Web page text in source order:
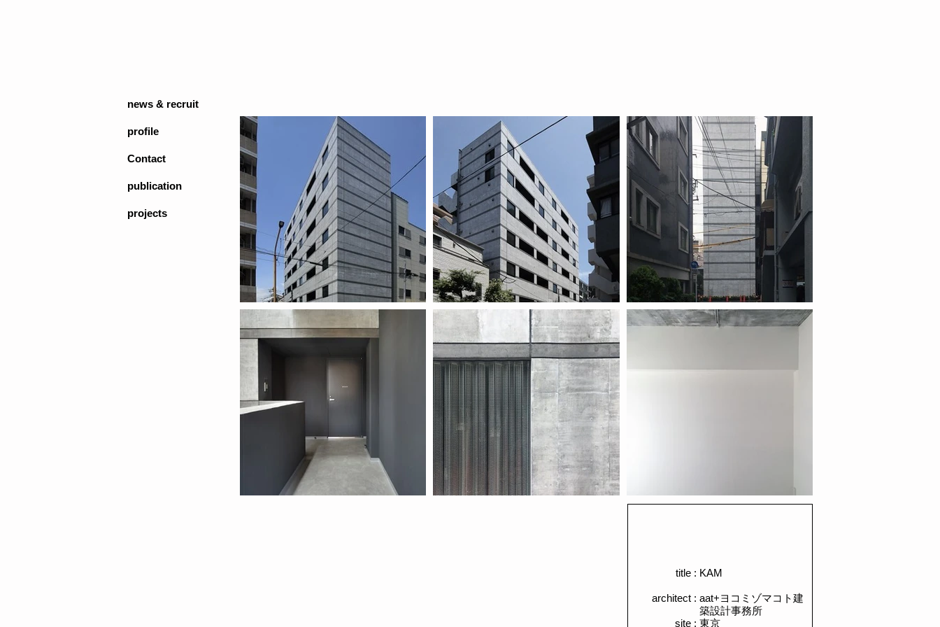
​KAM
​aat+ヨコミゾマコト建
築設計事務所
​東京
title :
architect :
site :
news & recruit
profile
Contact
publication
projects